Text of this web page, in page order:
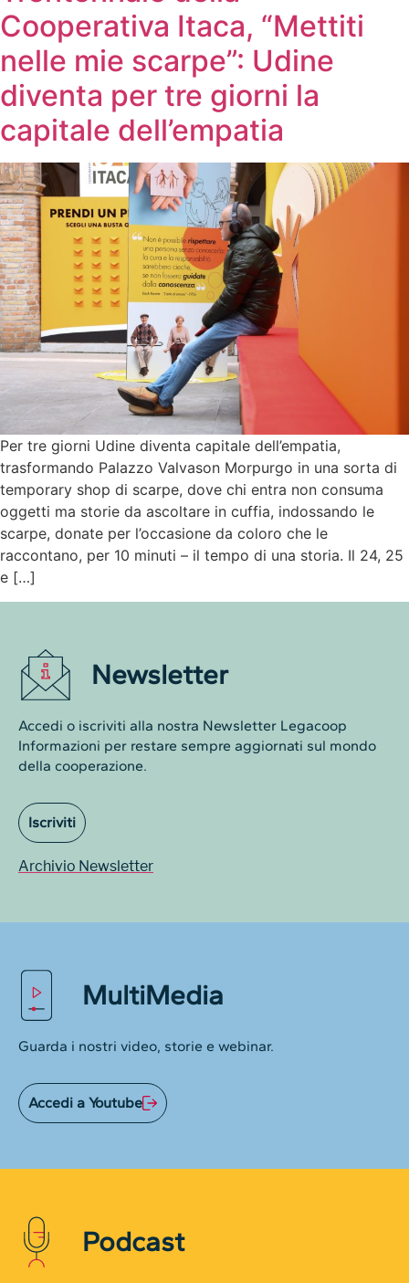
Cooperativa Itaca, “Mettiti
nelle mie scarpe”: Udine
diventa per tre giorni la
capitale dell’empatia
Per tre giorni Udine diventa capitale dell’empatia,
trasformando Palazzo Valvason Morpurgo in una sorta di
temporary shop di scarpe, dove chi entra non consuma
oggetti ma storie da ascoltare in cuffia, indossando le
scarpe, donate per l’occasione da coloro che le
raccontano, per 10 minuti – il tempo di una storia. Il 24, 25
e […]
Newsletter
Accedi o iscriviti alla nostra Newsletter Legacoop
Informazioni per restare sempre aggiornati sul mondo
della cooperazione.
Iscriviti
Archivio Newsletter
MultiMedia
Guarda i nostri video, storie e webinar.
Accedi a Youtube
Podcast